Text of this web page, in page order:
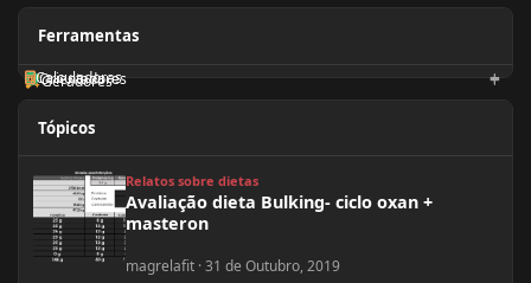
Ferramentas
Geradores
Orientadores
Calculadoras
Tópicos
Relatos sobre dietas
Avaliação dieta Bulking- ciclo oxan +
masteron
magrelafit ·31 de Outubro, 2019